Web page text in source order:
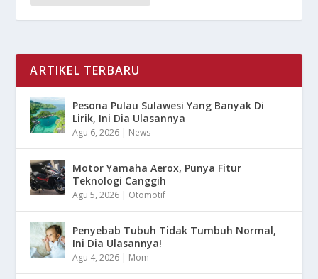
ARTIKEL TERBARU
Pesona Pulau Sulawesi Yang Banyak Di
Lirik, Ini Dia Ulasannya
Agu 6, 2026 | News
Motor Yamaha Aerox, Punya Fitur
Teknologi Canggih
Agu 5, 2026 | Otomotif
Penyebab Tubuh Tidak Tumbuh Normal,
Ini Dia Ulasannya!
Agu 4, 2026 | Mom